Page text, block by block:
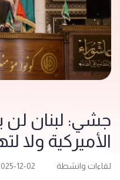
جشي: لبنان لن
الأميركية ولا
لقاءات وانشطة 12-02